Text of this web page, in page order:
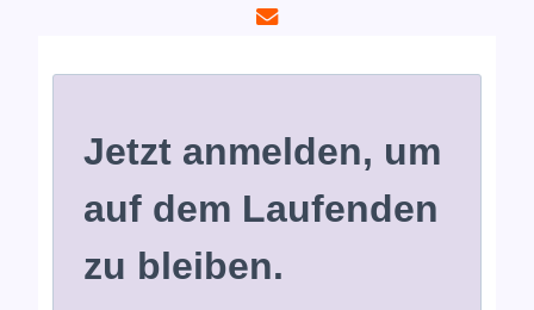
Jetzt anmelden, um
auf dem Laufenden
zu bleiben.